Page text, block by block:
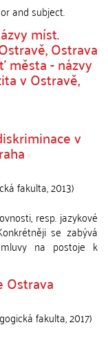
and subject.
míst.
Ostrava
města - názvy
v Ostravě,
v
fakulta,2013)
resp. jazykové
se zabývá
na postoje k
Ostrava
fakulta,2017)